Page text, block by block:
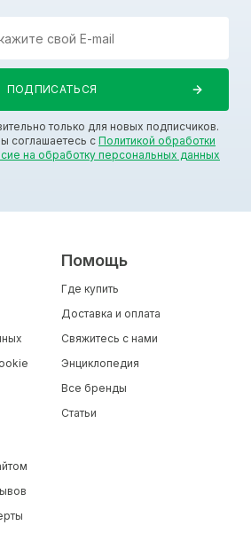
только для новых подписчиков.
соглашаетесь с Политикой обработки
на обработку персональных данных
Помощь
Где купить
Доставка и оплата
Свяжитесь с нами
Энциклопедия
Все бренды
Статьи